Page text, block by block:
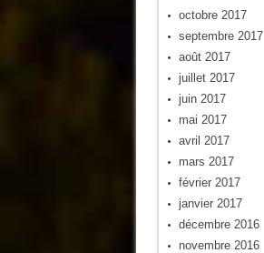
octobre 2017
septembre 2017
août 2017
juillet 2017
juin 2017
mai 2017
avril 2017
mars 2017
février 2017
janvier 2017
décembre 2016
novembre 2016